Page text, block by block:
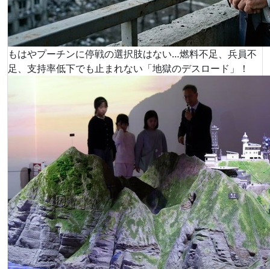
もはやプーチンに停戦の選択肢はない…燃料不足、兵員不
足、支持率低下でも止まれない「地獄のデスロード」！